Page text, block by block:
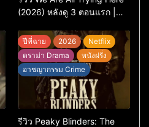
(2026) หลังดู 3 ตอนแรก |
แต่ยังไปไม่ถึงไหน
ปีที่ฉาย 2026
Netflix
ดราม่า Drama
หนังฝรั่ง
อาชญากรรม Crime
รีวิว Peaky Blinders: The